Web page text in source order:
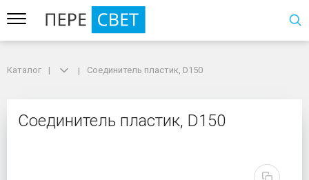
Соединитель пластик, D150
Каталог Соединитель пластик, D150
Соединитель пластик, D150